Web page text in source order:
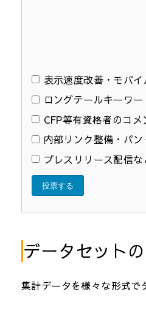
表示速度改善・モバ
ロングテールキーワ
CFP等有資格者のコ
内部リンク整備・パ
プレスリリース配信
投票する
データセット
集計データを様々な形式で